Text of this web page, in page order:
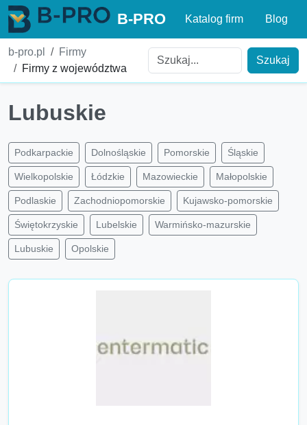
B-PRO Katalog firm Blog
b-pro.pl
Firmy
Firmy z województwa
Szukaj
Lubuskie
Podkarpackie Dolnośląskie Pomorskie Śląskie
Wielkopolskie Łódzkie Mazowieckie Małopolskie
Podlaskie Zachodniopomorskie Kujawsko-pomorskie
Świętokrzyskie Lubelskie Warmińsko-mazurskie
Lubuskie Opolskie